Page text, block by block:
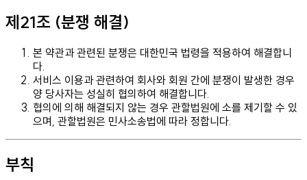
제21조 (분쟁 해결)
본 약관과 관련된 분쟁은 대한민국 법령을 적용하여 해결합니
다.
서비스 이용과 관련하여 회사와 회원 간에 분쟁이 발생한 경우
양 당사자는 성실히 협의하여 해결합니다.
협의에 의해 해결되지 않는 경우 관할법원에 소를 제기할 수 있
으며, 관할법원은 민사소송법에 따라 정합니다.
부칙